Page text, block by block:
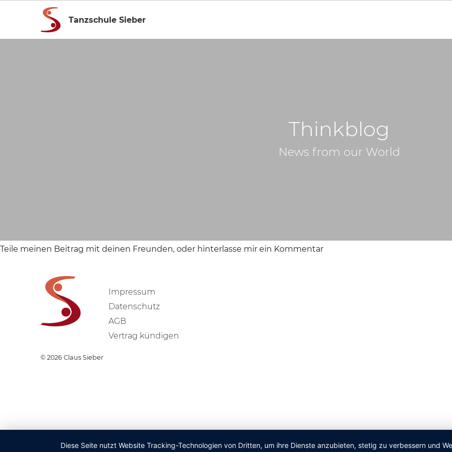
Tanzschule Sieber
Thinkblog
News from our World
Teile meinen Beitrag mit deinen Freunden, oder hinterlasse mir ein Kommentar
Diese Seite nutzt Website Tracking-Technologien von Dritten, um ihre Dienste anzubieten, stetig zu verbessern und
Impressum
Datenschutz
AGB
Vertrag kündigen
© 2026 Claus Sieber